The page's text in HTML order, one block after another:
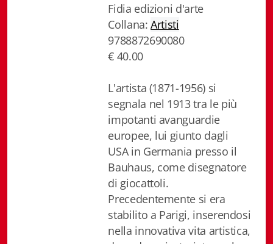
Fidia edizioni d'arte
Collana:Artisti
9788872690080
€ 40.00
L'artista (1871-1956) si
segnala nel 1913 tra le più
impotanti avanguardie
europee, lui giunto dagli
USA in Germania presso il
Bauhaus, come disegnatore
di giocattoli.
Precedentemente si era
stabilito a Parigi, inserendosi
nella innovativa vita artistica,
EJO- European Journalism Observatory
iQuaderni - fondazioneculturalecollinadoro
Istituzioni - Società - Cittadini